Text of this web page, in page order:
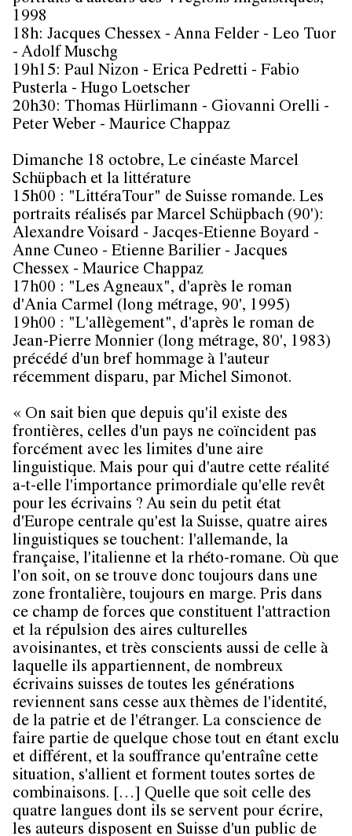
1998
18h: Jacques Chessex - Anna Felder - Leo Tuor
- Adolf Muschg
19h15: Paul Nizon - Erica Pedretti - Fabio
Pusterla - Hugo Loetscher
20h30: Thomas Hürlimann - Giovanni Orelli -
Peter Weber - Maurice Chappaz
Dimanche 18 octobre, Le cinéaste Marcel
Schüpbach et la littérature
15h00 : "LittéraTour" de Suisse romande. Les
portraits réalisés par Marcel Schüpbach (90'):
Alexandre Voisard - Jacqes-Etienne Boyard -
Anne Cuneo - Etienne Barilier - Jacques
Chessex - Maurice Chappaz
17h00 : "Les Agneaux", d'après le roman
d'Ania Carmel (long métrage, 90', 1995)
19h00 : "L'allègement", d'après le roman de
Jean-Pierre Monnier (long métrage, 80', 1983)
précédé d'un bref hommage à l'auteur
récemment disparu, par Michel Simonot.
« On sait bien que depuis qu'il existe des
frontières, celles d'un pays ne coïncident pas
forcément avec les limites d'une aire
linguistique. Mais pour qui d'autre cette réalité
a-t-elle l'importance primordiale qu'elle revêt
pour les écrivains ? Au sein du petit état
d'Europe centrale qu'est la Suisse, quatre aires
linguistiques se touchent: l'allemande, la
française, l'italienne et la rhéto-romane. Où que
l'on soit, on se trouve donc toujours dans une
zone frontalière, toujours en marge. Pris dans
ce champ de forces que constituent l'attraction
et la répulsion des aires culturelles
avoisinantes, et très conscients aussi de celle à
laquelle ils appartiennent, de nombreux
écrivains suisses de toutes les générations
reviennent sans cesse aux thèmes de l'identité,
de la patrie et de l'étranger. La conscience de
faire partie de quelque chose tout en étant exclu
et différent, et la souffrance qu'entraîne cette
situation, s'allient et forment toutes sortes de
combinaisons. […] Quelle que soit celle des
quatre langues dont ils se servent pour écrire,
les auteurs disposent en Suisse d'un public de